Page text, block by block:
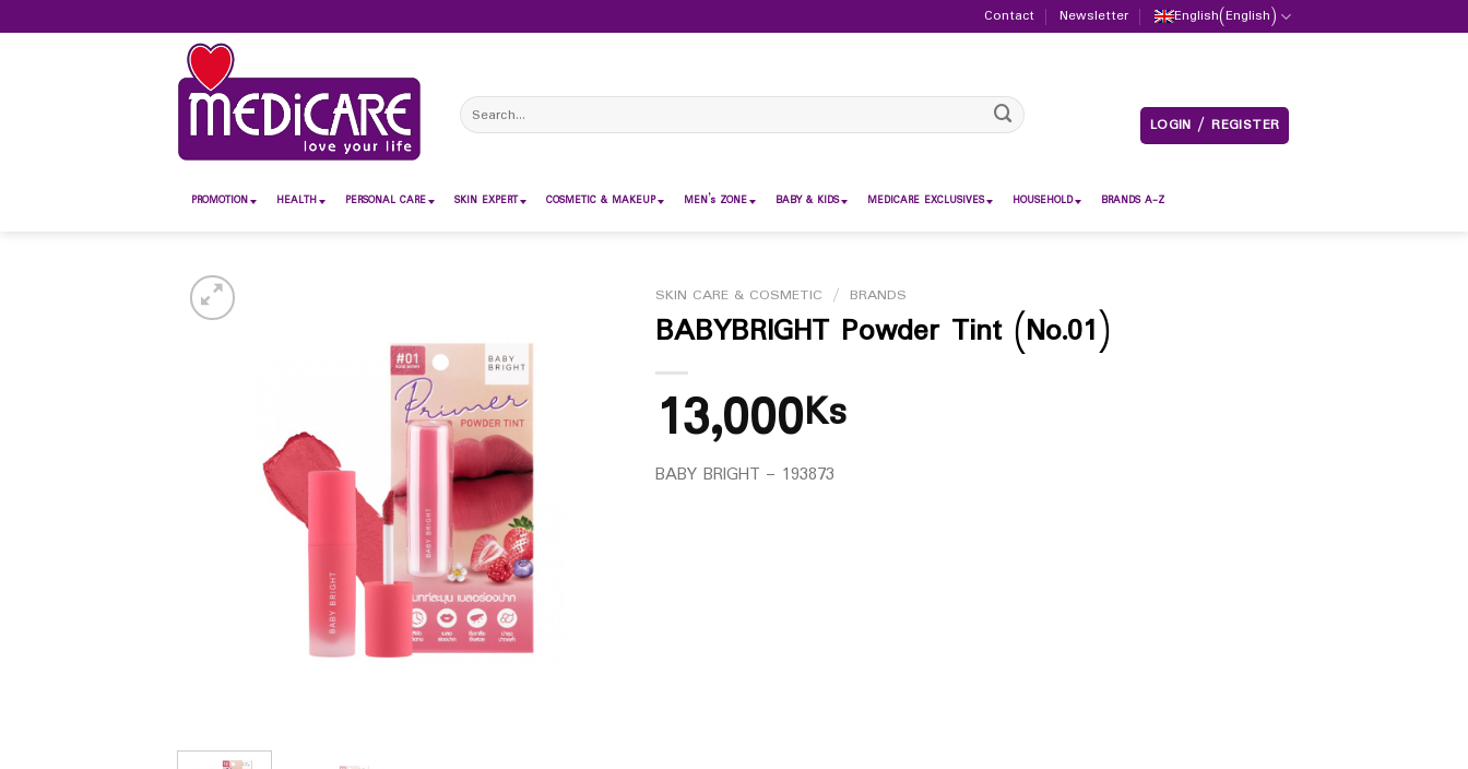
to
Contact Newsletter English(English)
Search
for:
LOGIN / REGISTER
PROMOTION HEALTH PERSONAL CARE SKIN EXPERT COSMETIC & MAKEUP MEN’s ZONE BABY & KIDS MEDICARE EXCLUSIVES HOUSEHOLD BRANDS A-Z
SKIN CARE & COSMETIC / BRANDS
BABYBRIGHT Powder Tint (No.01)
13,000Ks
BABY BRIGHT – 193873